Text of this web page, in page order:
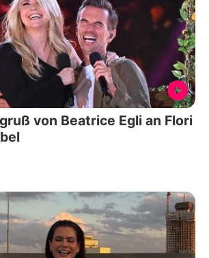
von Beatrice Egli an Flori